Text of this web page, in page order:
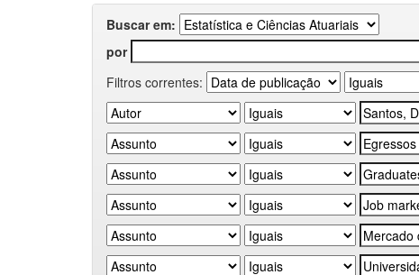
Buscar em:
por
Filtros correntes: